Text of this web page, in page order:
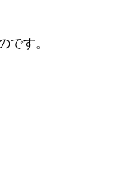
です。